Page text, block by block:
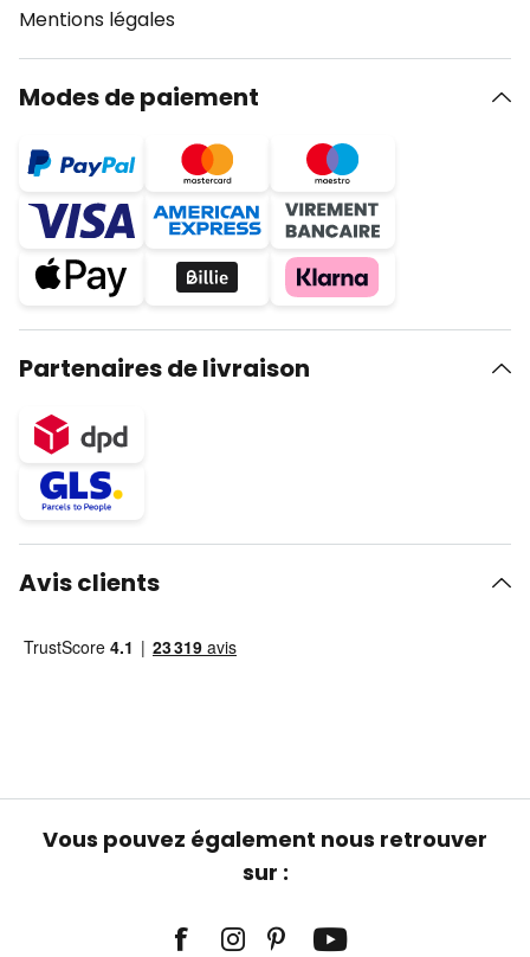
Mentions légales
Modes de paiement
Partenaires de livraison
Avis clients
Vous pouvez également nous retrouver
sur :